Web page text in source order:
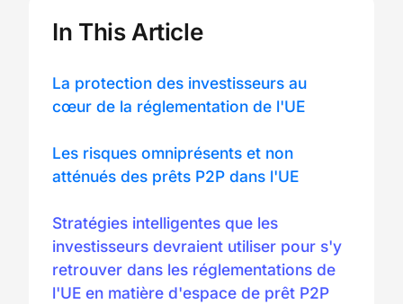
In This Article
La protection des investisseurs au
cœur de la réglementation de l'UE
Les risques omniprésents et non
atténués des prêts P2P dans l'UE
Stratégies intelligentes que les
investisseurs devraient utiliser pour s'y
retrouver dans les réglementations de
l'UE en matière d'espace de prêt P2P